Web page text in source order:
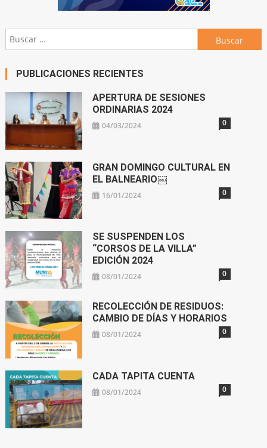
Buscar:
PUBLICACIONES RECIENTES
APERTURA DE SESIONES
ORDINARIAS 2024
04/03/2024 0
GRAN DOMINGO CULTURAL EN
EL BALNEARIO￼
16/01/2024 0
SE SUSPENDEN LOS
“CORSOS DE LA VILLA”
EDICIÓN 2024
08/01/2024 0
RECOLECCIÓN DE RESIDUOS:
CAMBIO DE DÍAS Y HORARIOS
08/01/2024 0
CADA TAPITA CUENTA
08/01/2024 0